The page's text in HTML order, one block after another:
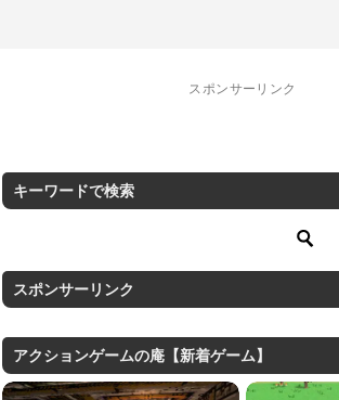
スポンサーリンク
キーワードで検索
スポンサーリンク
アクションゲームの庵【新着ゲーム】